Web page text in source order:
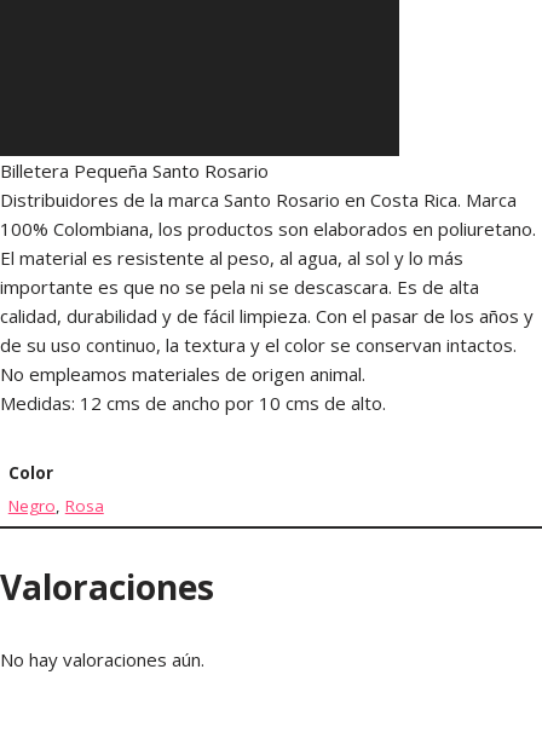
Billetera Pequeña Santo Rosario
Distribuidores de la marca Santo Rosario en Costa Rica. Marca
100% Colombiana, los productos son elaborados en poliuretano.
El material es resistente al peso, al agua, al sol y lo más
importante es que no se pela ni se descascara. Es de alta
calidad, durabilidad y de fácil limpieza. Con el pasar de los años y
de su uso continuo, la textura y el color se conservan intactos.
No empleamos materiales de origen animal.
Medidas: 12 cms de ancho por 10 cms de alto.
Color
Negro, Rosa
Valoraciones
No hay valoraciones aún.